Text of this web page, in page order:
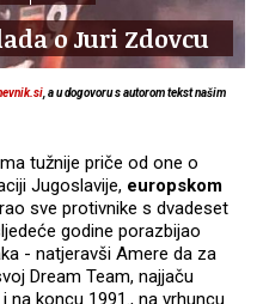
o Juri Zdovcu
, a u dogovoru s autorom tekst našim
tužnije priče od one o
Jugoslavije, europskom
sve protivnike s dvadeset
godine porazbijao
- natjeravši Amere da za
Dream Team, najjaču
koncu 1991., na vrhuncu